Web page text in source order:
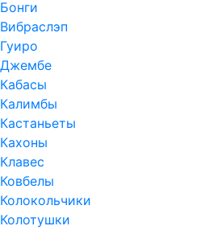
Бонги
Вибраслэп
Гуиро
Джембе
Кабасы
Калимбы
Кастаньеты
Кахоны
Клавес
Ковбелы
Колокольчики
Колотушки